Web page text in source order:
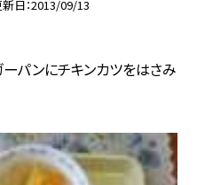
日 2013/09/13
パンにチキンカツをはさみ